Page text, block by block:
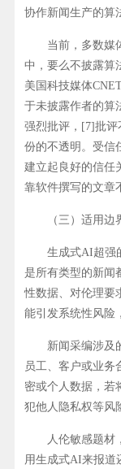
协作新闻生产的算
当前，多数媒体
中，要么不披露算
美国科技媒体
于未披露作者的算
强烈批评，[7]批
份的不透明。受信
建立起良好的信任
靠软件撰写的文章
（三）适用边
生成式AI超强的
是所有类型的新闻
性数据、对伦理要
能引发系统性风险
新闻采编涉及的
员工、客户或业务
密或个人数据，若
犯他人隐私权等风
人伦敏感题材，
用生成式AI来报道